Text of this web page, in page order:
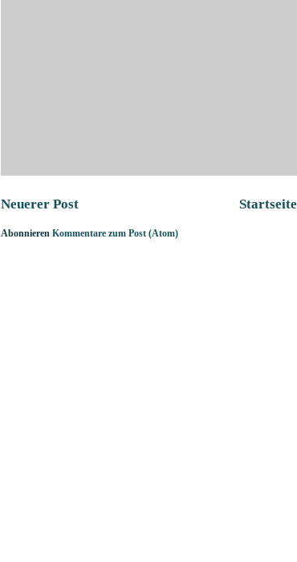
Neuerer Post Startseite
Abonnieren Kommentare zum Post (Atom)